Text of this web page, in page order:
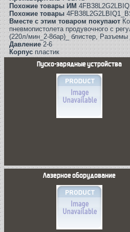
Похожие товары ИМ
Похожие товары
Вместе с этим товаром покупают
пневмопистолета продувочного с
(220л/мин_2-8бар)_ блистер,
Давление 2-6
Корпус пластик
Пуско-зарядные устройства
Лазерное оборудование